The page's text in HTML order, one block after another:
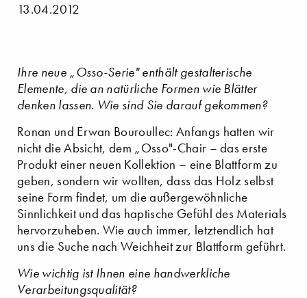
13.04.2012
Ihre neue „Osso-Serie" enthält gestalterische
Elemente, die an natürliche Formen wie Blätter
denken lassen. Wie sind Sie darauf gekommen?
Ronan und Erwan Bouroullec: Anfangs hatten wir
nicht die Absicht, dem „Osso"-Chair – das erste
Produkt einer neuen Kollektion – eine Blattform zu
geben, sondern wir wollten, dass das Holz selbst
seine Form findet, um die außergewöhnliche
Sinnlichkeit und das haptische Gefühl des Materials
hervorzuheben. Wie auch immer, letztendlich hat
uns die Suche nach Weichheit zur Blattform geführt.
Wie wichtig ist Ihnen eine handwerkliche
Verarbeitungsqualität?